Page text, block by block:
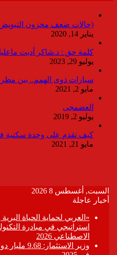
(حالات ضعف مخزون
يناير 14, 2020
كلمة حق : د.شاكر أديت ماعليك .. لن ينسى
يوليو 29, 2023
سيارات ذوى الهمم.. بين
مايو 2, 2021
العضمجى
يوليو 2, 2019
كيف تقدم على وحدة سكنية فى
مايو 21, 2021